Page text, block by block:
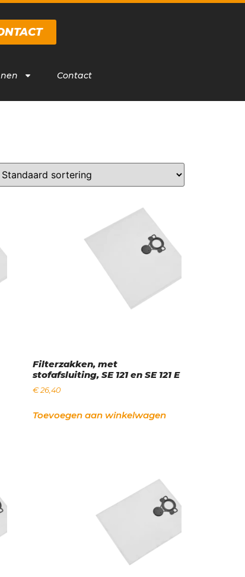
Contact
Filterzakken, met
stofafsluiting, SE 121 en SE 121 E
€26,40
Toevoegen aan winkelwagen